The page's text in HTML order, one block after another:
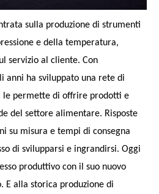
sulla produzione di strumenti
e della temperatura,
servizio al cliente. Con
anni ha sviluppato una rete di
permette di offrire prodotti e
del settore alimentare. Risposte
su misura e tempi di consegna
di svilupparsi e ingrandirsi. Oggi
produttivo con il suo nuovo
E alla storica produzione di